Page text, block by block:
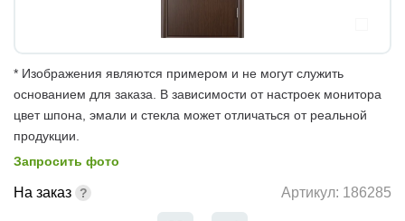
* Изображения являются примером и не могут служить
основанием для заказа. В зависимости от настроек монитора
цвет шпона, эмали и стекла может отличаться от реальной
продукции.
Запросить фото
На заказ Артикул: 186285